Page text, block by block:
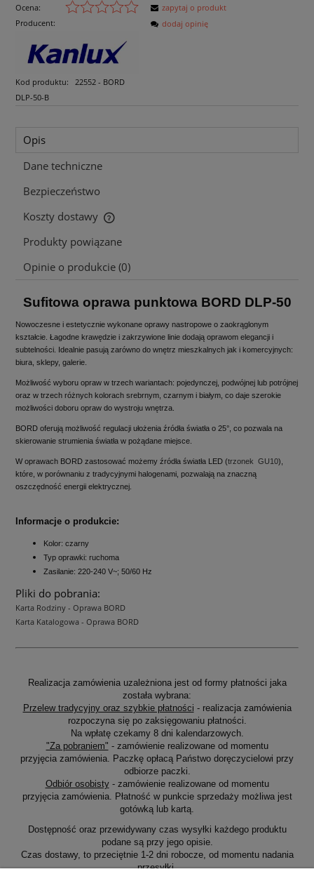
Ocena:
Producent:
Kod produktu:
22552 - BORD
DLP-50-B
zapytaj o produkt
dodaj opinię
Opis
Dane techniczne
Bezpieczeństwo
Koszty dostawy
Cena nie zawiera ewentualnych kosztów płatności
Produkty powiązane
Opinie o produkcie (0)
Sufitowa oprawa punktowa BORD DLP-50
Nowoczesne i estetycznie wykonane oprawy nastropowe o zaokrąglonym
kształcie. Łagodne krawędzie i zakrzywione linie dodają oprawom elegancji i
subtelności. Idealnie pasują zarówno do wnętrz mieszkalnych jak i komercyjnych:
biura, sklepy, galerie.
Możliwość wyboru opraw w trzech wariantach: pojedynczej, podwójnej lub potrójnej
oraz w trzech różnych kolorach srebrnym, czarnym i białym, co daje szerokie
możliwości doboru opraw do wystroju wnętrza.
BORD oferują możliwość regulacji ułożenia źródła światła o 25°, co pozwala na
skierowanie strumienia światła w pożądane miejsce.
W oprawach BORD zastosować możemy źródła światła LED (trzonek GU10),
które, w porównaniu z tradycyjnymi halogenami, pozwalają na znaczną
oszczędność energii elektrycznej.
Informacje o produkcie:
Kolor: czarny
Typ oprawki: ruchoma
Zasilanie: 220-240 V~; 50/60 Hz
Pliki do pobrania:
Karta Rodziny - Oprawa BORD
Karta Katalogowa - Oprawa BORD
Realizacja zamówienia uzależniona jest od formy płatności jaka
została wybrana:
Przelew tradycyjny oraz szybkie płatności - realizacja zamówienia
rozpoczyna się po zaksięgowaniu płatności.
Na wpłatę czekamy 8 dni kalendarzowych.
"Za pobraniem" - zamówienie realizowane od momentu
przyjęcia zamówienia. Paczkę opłacą Państwo doręczycielowi przy
odbiorze paczki.
Odbiór osobisty- zamówienie realizowane od momentu
przyjęcia zamówienia. Płatność w punkcie sprzedaży możliwa jest
gotówką lub kartą.
Dostępność oraz przewidywany czas wysyłki każdego produktu
podane są przy jego opisie.
Czas dostawy, to przeciętnie 1-2 dni robocze, od momentu nadania
przesyłki.